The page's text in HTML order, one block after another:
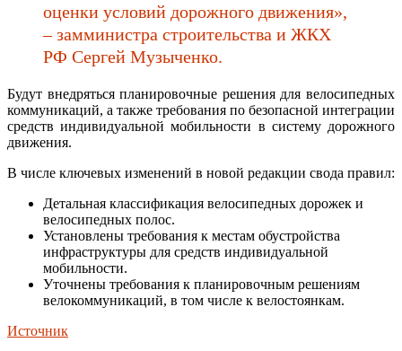
оценки условий дорожного движения»,
– замминистра строительства и ЖКХ
РФ Сергей Музыченко.
Будут внедряться планировочные решения для велосипедных
коммуникаций, а также требования по безопасной интеграции
средств индивидуальной мобильности в систему дорожного
движения.
В числе ключевых изменений в новой редакции свода правил:
Детальная классификация велосипедных дорожек и
велосипедных полос.
Установлены требования к местам обустройства
инфраструктуры для средств индивидуальной
мобильности.
Уточнены требования к планировочным решениям
велокоммуникаций, в том числе к велостоянкам.
Источник